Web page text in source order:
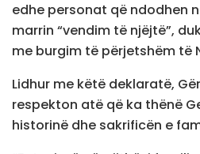
edhe personat që ndodhen
marrin “vendim të njëjtë”,
me burgim të përjetshëm të
Lidhur me këtë deklaratë,
respekton atë që ka thënë
historinë dhe sakrificën e